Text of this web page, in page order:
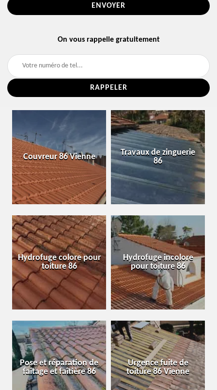
On vous rappelle gratuitement
Couvreur 86 Vienne
Travaux de zinguerie
86
Hydrofuge colore pour
toiture 86
Hydrofuge incolore
pour toiture 86
Pose et réparation de
faîtage et faîtière 86
Urgence fuite de
toiture 86 Vienne